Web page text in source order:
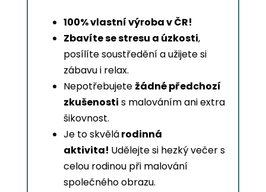
100% vlastní výroba v ČR!
Zbavíte se stresu a úzkosti,
posílíte soustředění a užijete si
zábavu i relax.
Nepotřebujete žádné předchozí
zkušenosti s malováním ani extra
šikovnost.
Je to skvělárodinná
aktivita! Udělejte si hezký večer s
celou rodinou při malování
společného obrazu.